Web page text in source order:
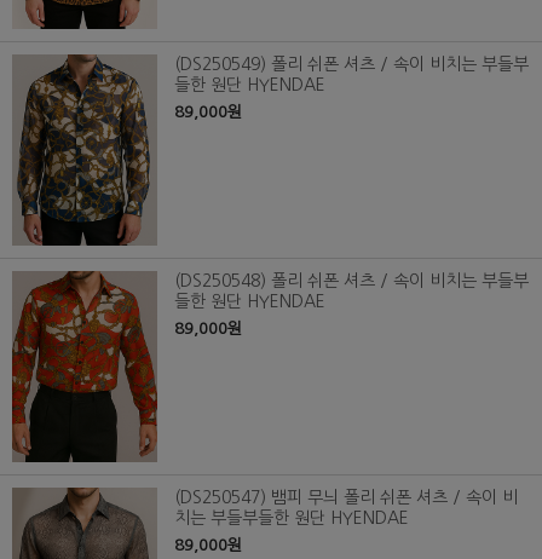
(DS250549) 폴리 쉬폰 셔츠 / 속이 비치는 부들부
들한 원단 HYENDAE
89,000원
(DS250548) 폴리 쉬폰 셔츠 / 속이 비치는 부들부
들한 원단 HYENDAE
89,000원
(DS250547) 뱀피 무늬 폴리 쉬폰 셔츠 / 속이 비
치는 부들부들한 원단 HYENDAE
89,000원